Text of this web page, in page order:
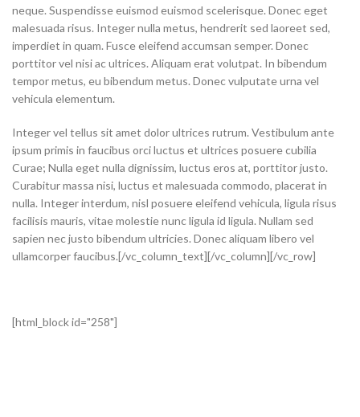
neque. Suspendisse euismod euismod scelerisque. Donec eget
malesuada risus. Integer nulla metus, hendrerit sed laoreet sed,
imperdiet in quam. Fusce eleifend accumsan semper. Donec
porttitor vel nisi ac ultrices. Aliquam erat volutpat. In bibendum
tempor metus, eu bibendum metus. Donec vulputate urna vel
vehicula elementum.
Integer vel tellus sit amet dolor ultrices rutrum. Vestibulum ante
ipsum primis in faucibus orci luctus et ultrices posuere cubilia
Curae; Nulla eget nulla dignissim, luctus eros at, porttitor justo.
Curabitur massa nisi, luctus et malesuada commodo, placerat in
nulla. Integer interdum, nisl posuere eleifend vehicula, ligula risus
facilisis mauris, vitae molestie nunc ligula id ligula. Nullam sed
sapien nec justo bibendum ultricies. Donec aliquam libero vel
ullamcorper faucibus.[/vc_column_text][/vc_column][/vc_row]
[html_block id="258"]